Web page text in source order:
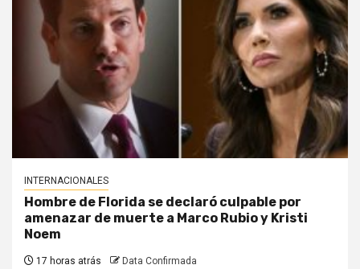
INTERNACIONALES
Hombre de Florida se declaró culpable por
amenazar de muerte a Marco Rubio y Kristi
Noem
17 horas atrás Data Confirmada